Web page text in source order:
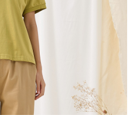
」之結帳頁面顯示為準，若有關於
相關疑問，請聯繫「AFTEE先享後付
support/home
之「AFTEE先享後付」服務完成之交
資料，並將交易相關給付款項請求債
網址：
理人或監護人之同意方可使用
運費
)免運費
)免運費